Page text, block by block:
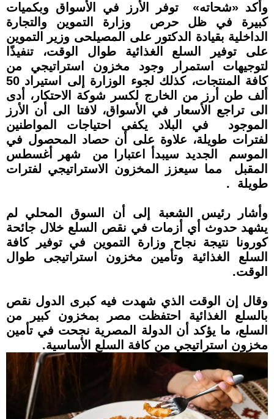
وأكد «شحاته» توفر الأرز في الأسواق وبكميات
كبيرة في ظل حرص وزارة التموين والتجارة
الداخلية بقيادة الدكتور على المصيلحى وزير التموين
على توفير السلع الغذائية طوال الوقت، تنفيذًا
لتوجيهات استمرار وجود مخزون استراتيجي من
كافة المنتجات، كذلك لجوء الوزارة إلى استيراد 50
ألف طن أرز من الخارج لكسر شوكة الاحتكار، أدى
الى تراجع الأسعار في الأسواق، لافتا الى أن الأرز
الموجود في البلاد يكفى احتياجات المواطنين
لفترات طويلة، علاوة على أن حصاد المحصول في
الموسم الجديد سيبدأ اعتبارا من شهر أغسطس
المقبل مما سيعزز المخزون الاستراتيجي لفترات
طويلة .
وأشار رئيس الشعبة إلى أن السوق المحلي لم
يشهد حدوث أي أزمات في نقص السلع خلال جائحة
كورونا نتيجة نجاح وزارة التموين في توفير كافة
السلع الغذائية وتأمين مخزون استراتيجى طوال
الوقت.
وقال إن الوقت الذي شهدت فيه كبرى الدول نقص
بالسلع الغذائية احتفظت مصر بمخزون كبير من
السلع، ما يؤكد أن الدولة المصرية نجحت في تأمين
مخزون استراتيجي من كافة السلع الأساسية.